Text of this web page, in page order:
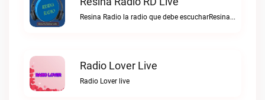
Resina Radio la radio que debe escucharResina Radio RD live
Radio Lover Live
Radio Lover live